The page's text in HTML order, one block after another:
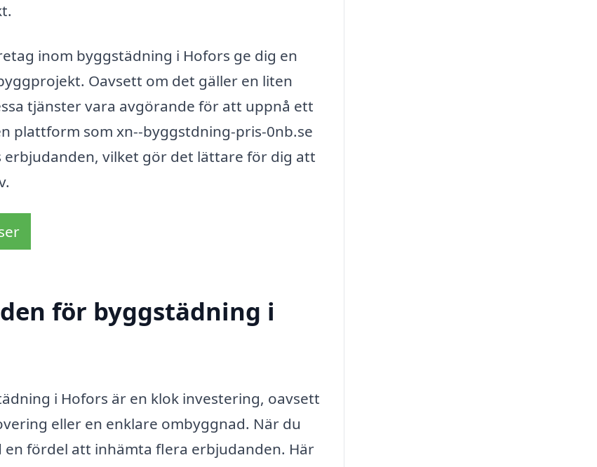
inom byggstädning i Hofors ge dig en
Oavsett om det gäller en liten
tjänster vara avgörande för att uppnå ett
plattform som xn--byggstdning-pris-0nb.se
vilket gör det lättare för dig att
för byggstädning i
i Hofors är en klok investering, oavsett
eller en enklare ombyggnad. När du
fördel att in­hämta flera erbjudanden. Här